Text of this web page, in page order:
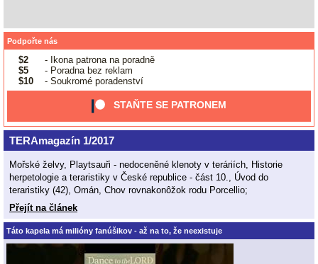
Podpořte nás
$2
- Ikona patrona na poradně
$5
- Poradna bez reklam
$10
- Soukromé poradenství
STAŇTE SE PATRONEM
TERAmagazín 1/2017
Mořské želvy, Playtsauři - nedoceněné klenoty v teráriích, Historie
herpetologie a teraristiky v České republice - část 10., Úvod do
teraristiky (42), Omán, Chov rovnakonôžok rodu Porcellio;
Přejít na článek
Táto kapela má milióny fanúšikov - až na to, že neexistuje